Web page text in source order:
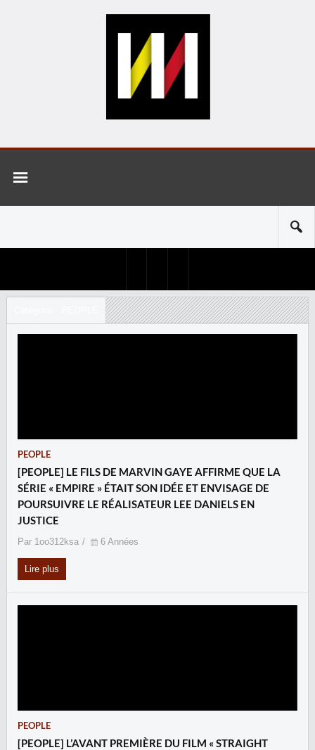
PEOPLE
[PEOPLE] LE FILS DE MARVIN GAYE AFFIRME QUE LA
SÉRIE « EMPIRE » ÉTAIT SON IDÉE ET ENVISAGE DE
POURSUIVRE LE RÉALISATEUR LEE DANIELS EN
JUSTICE
Par 1oo312ksa 6 Années
Lire plus
PEOPLE
[PEOPLE] L’AVANT PREMIÈRE DU FILM « STRAIGHT